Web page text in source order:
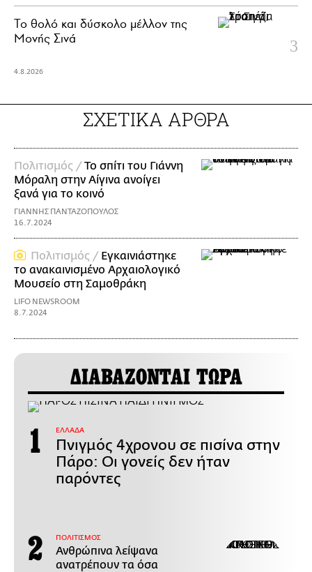
Το θολό και δύσκολο μέλλον της
Μονής Σινά
4.8.2026
ΣΧΕΤΙΚΑ ΑΡΘΡΑ
Πολιτισμός /Το σπίτι του Γιάννη
Μόραλη στην Αίγινα ανοίγει
ξανά για το κοινό
ΓΙΑΝΝΗΣ ΠΑΝΤΑΖΟΠΟΥΛΟΣ
16.7.2024
Πολιτισμός / Εγκαινιάστηκε
το ανακαινισμένο Αρχαιολογικό
Μουσείο στη Σαμοθράκη
LIFO NEWSROOM
8.7.2024
ΔΙΑΒΑΖΟΝΤΑΙ ΤΩΡΑ
ΕΛΛΑΔΑ
Πνιγμός 4χρονου σε πισίνα στην
Πάρο: Οι γονείς δεν ήταν
παρόντες
ΠΟΛΙΤΙΣΜΟΣ
Ανθρώπινα λείψανα
ανατρέπουν τα όσα